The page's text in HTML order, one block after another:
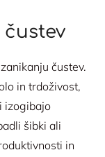
čustev
čustev.
in trdoživost,
izogibajo
šibki ali
in